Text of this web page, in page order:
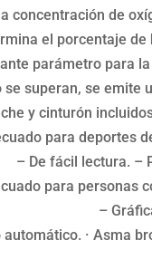
concentración de
el porcentaje
parámetro para
superan, se emite
y cinturón
para deportes
lectura. –
– Gráfica